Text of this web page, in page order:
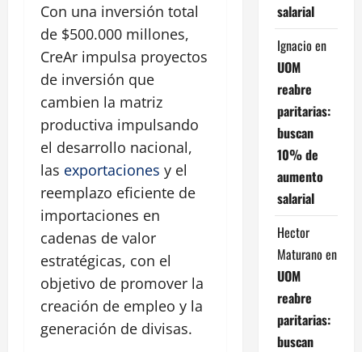
Con una inversión total
de $500.000 millones,
CreAr impulsa proyectos
de inversión que
cambien la matriz
productiva impulsando
el desarrollo nacional,
las exportaciones y el
reemplazo eficiente de
importaciones en
cadenas de valor
estratégicas, con el
objetivo de promover la
creación de empleo y la
generación de divisas.
salarial
Ignacio en
UOM
reabre
paritarias:
buscan
10% de
aumento
salarial
Hector
Maturano en
UOM
reabre
paritarias:
buscan